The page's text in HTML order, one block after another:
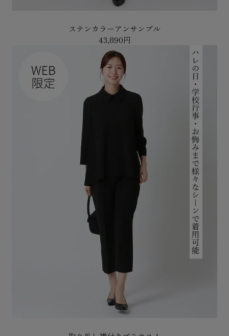
ステンカラーアンサンブル
43,890円